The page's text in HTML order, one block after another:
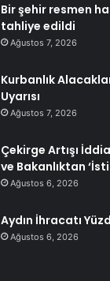
Bir şehir resmen
tahliye edildi
Ağustos 7, 2026
Kurbanlık
Uyarısı
Ağustos 7, 2026
Çekirge Artışı
ve Bakanlıktan
Ağustos 6, 2026
Aydın İhracatı
Ağustos 6, 2026